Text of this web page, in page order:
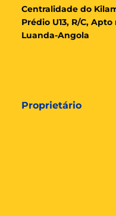
Centralidade do
Prédio U13, R/C, Apto
Luanda-Angola
Proprietário